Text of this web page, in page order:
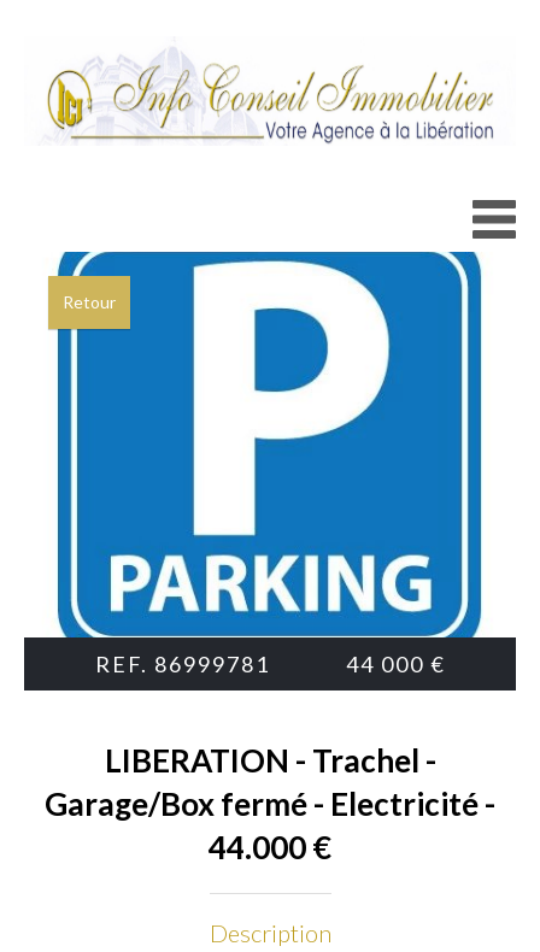
Retour
REF. 86999781 44 000 €
LIBERATION - Trachel -
Garage/Box fermé - Electricité -
44.000 €
Description